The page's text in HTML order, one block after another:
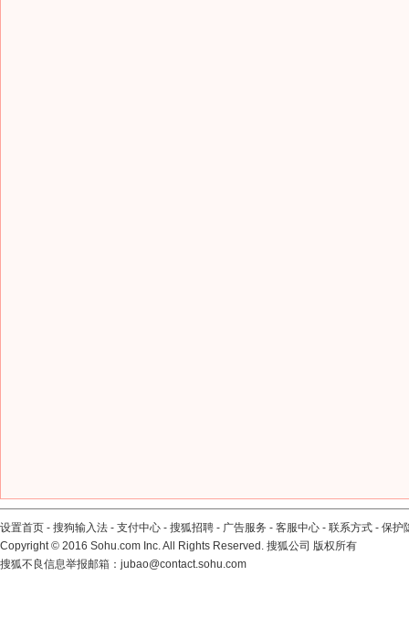
设置首页 - 搜狗输入法 - 支付中心 - 搜狐招聘 - 广告服务 - 客服中心 - 联系方式 - 保护
Copyright© 2016 Sohu.com Inc. All Rights Reserved. 搜狐公司 版权所有
搜狐不良信息举报邮箱： jubao@contact.sohu.com